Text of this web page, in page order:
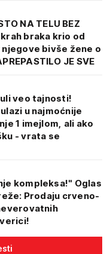
NA TELU BEZ
krah braka krio od
bivše žene o
JE SVE
veo tajnosti!
u najmoćnije
1 imejlom, ali ako
- vrata se
kompleksa!" Oglas
Prodaju crveno-